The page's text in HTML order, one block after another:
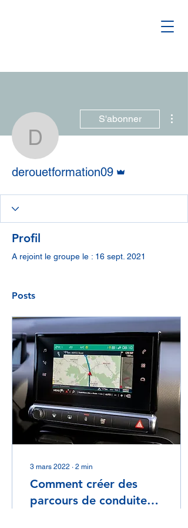
S'abonner
derouetformation09
Profil
A rejoint le groupe le : 16 sept. 2021
Posts
3 mars 2022 ∙ 2 min
Comment créer des
parcours de conduite